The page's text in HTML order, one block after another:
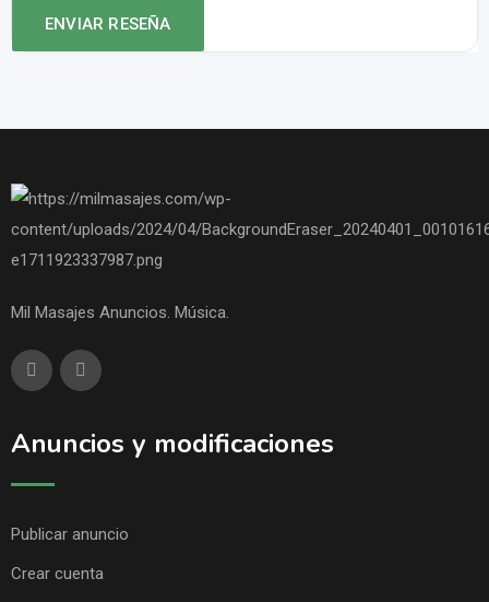
Mil Masajes Anuncios. Música.
Anuncios y modificaciones
Publicar anuncio
Crear cuenta